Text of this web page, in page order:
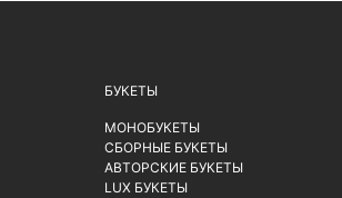
БУКЕТЫ
МОНОБУКЕТЫ
СБОРНЫЕ БУКЕТЫ
АВТОРСКИЕ БУКЕТЫ
LUX БУКЕТЫ